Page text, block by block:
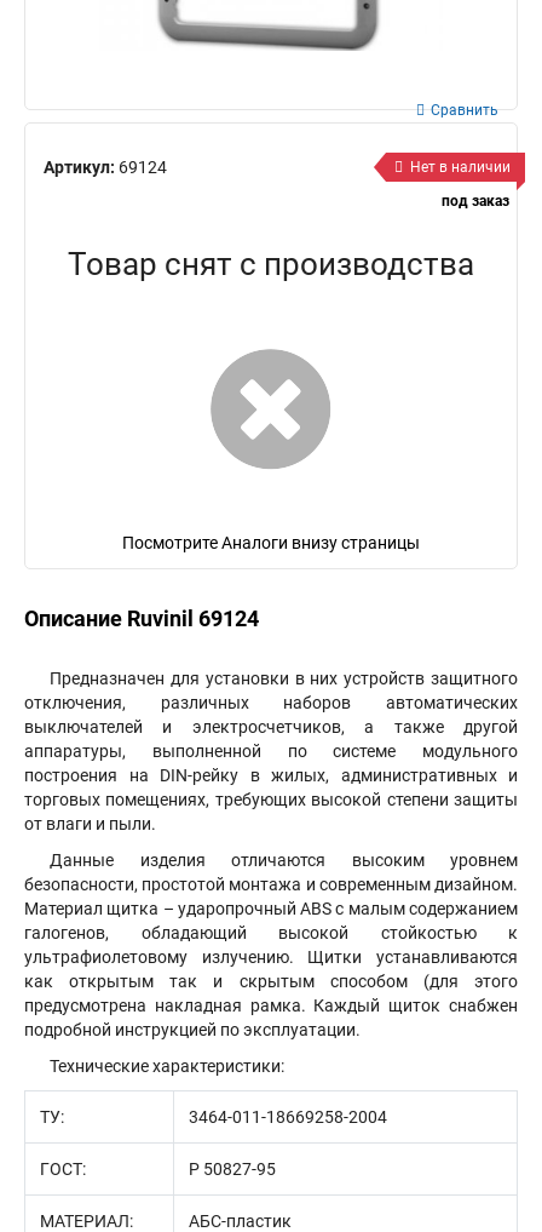
Артикул: 69124
Сравнить
Нет в наличии
под заказ
Товар снят с производства
Посмотрите Аналоги внизу страницы
Описание Ruvinil 69124
Предназначен для установки в них устройств защитного
отключения, различных наборов автоматических
выключателей и электросчетчиков, а также другой
аппаратуры, выполненной по системе модульного
построения на DIN-рейку в жилых, административных и
торговых помещениях, требующих высокой степени защиты
от влаги и пыли.
Данные изделия отличаются высоким уровнем
безопасности, простотой монтажа и современным дизайном.
Материал щитка – ударопрочный ABS с малым содержанием
галогенов, обладающий высокой стойкостью к
ультрафиолетовому излучению. Щитки устанавливаются
как открытым так и скрытым способом (для этого
предусмотрена накладная рамка. Каждый щиток снабжен
подробной инструкцией по эксплуатации.
Технические характеристики:
ТУ: 3464-011-18669258-2004
ГОСТ: P 50827-95
МАТЕРИАЛ: АБС-пластик